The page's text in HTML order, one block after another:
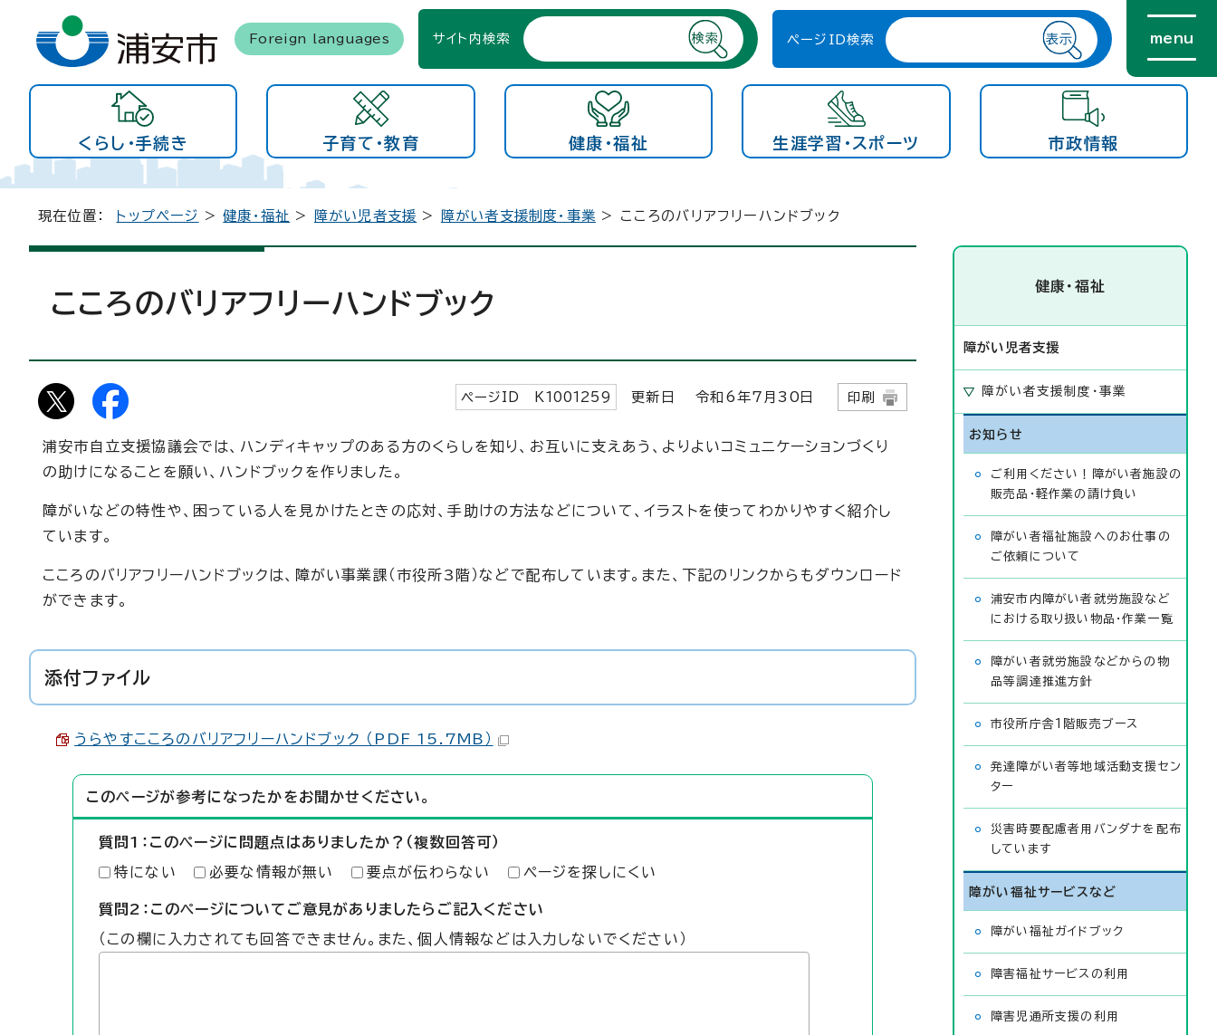
Foreign languages サイト内検索 ページID検索 menu
くらし・手続き 子育て・教育 健康・福祉 生涯学習・スポーツ 市政情報
現在位置： トップページ >健康・福祉 > 障がい児者支援 > 障がい者支援制度・事業 > こころのバリアフリーハンドブック
こころのバリアフリーハンドブック
ページID K 1001259 更新日 令和6年7月30 日 印刷
浦安市自立支援協議会では、ハンディキャップのある方のくらしを知り、お互いに支えあう、よりよいコミュニケーションづくり
の助けになることを願い、ハンドブックを作りました。
障がいなどの特性や、困っている人を見かけたときの応対、手助けの方法などについて、イラストを使ってわかりやすく紹介し
ています。
こころのバリアフリーハンドブックは、障がい事業課（市役所3階）などで配布しています。また、下記のリンクからもダウンロード
ができます。
添付ファイル
うらやすこころのバリアフリーハンドブック （PDF 15.7MB）
このページが参考になったかをお聞かせください。
質問1：このページに問題点はありましたか？（複数回答可）
特にない 必要な情報が無い 要点が伝わらない ページを探しにくい
質問2：このページについてご意見がありましたらご記入ください
（この欄に入力されても回答できません。また、個人情報などは入力しないでください）
健康・福祉
障がい児者支援
障がい者支援制度・事業
お知らせ
ご利用ください！障がい者施設の
販売品・軽作業の請け負い
障がい者福祉施設へのお仕事の
ご依頼について
浦安市内障がい者就労施設など
における取り扱い物品・作業一覧
障がい者就労施設などからの物
品等調達推進方針
市役所庁舎1階販売ブース
発達障がい者等地域活動支援セン
ター
災害時要配慮者用バンダナを配布
しています
障がい福祉サービスなど
障がい福祉ガイドブック
障害福祉サービスの利用
障害児通所支援の利用